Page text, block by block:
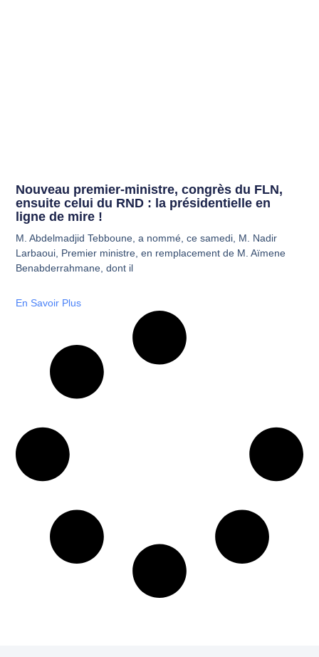
Nouveau premier-ministre, congrès du FLN,
ensuite celui du RND : la présidentielle en
ligne de mire !
M. Abdelmadjid Tebboune, a nommé, ce samedi, M. Nadir
Larbaoui, Premier ministre, en remplacement de M. Aïmene
Benabderrahmane, dont il
En Savoir Plus